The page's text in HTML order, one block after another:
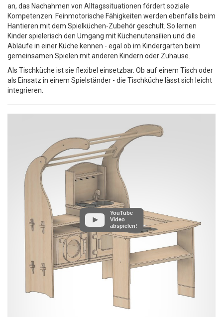
an, das Nachahmen von Alltagssituationen fördert soziale
Kompetenzen. Feinmotorische Fähigkeiten werden ebenfalls beim
Hantieren mit dem Spielküchen-Zubehör geschult. So lernen
Kinder spielerisch den Umgang mit Küchenutensilien und die
Abläufe in einer Küche kennen - egal ob im Kindergarten beim
gemeinsamen Spielen mit anderen Kindern oder Zuhause.
Als Tischküche ist sie flexibel einsetzbar. Ob auf einem Tisch oder
als Einsatz in einem Spielständer - die Tischküche lässt sich leicht
integrieren.
YouTube
Video
abspielen!